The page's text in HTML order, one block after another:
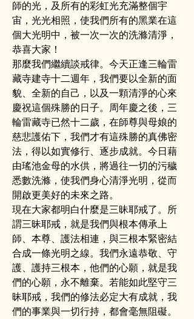
師的光，及所有的彩虹光充滿整個宇
宙，光光相照，使我們所有的黑業在這
個大光明中，被一次一次的洗滌清淨，
恭喜大家！
那麼我們繼續談戒律。今天正逢三輪雷
藏寺建寺十二週年，我們要以全新的面
貌、全新的自己，以及一顆清淨的心來
慶祝這個殊勝的日子。周年慶之後，三
輪雷藏寺已然十二歲，在師尊與母娘的
慈悲護佑下，我們才有這殊勝的真佛密
法，得以如實修行、逐步成就。今日藉
由瑤池金母的水供，將過往一切的污穢
悉數洗滌，使我們身心清淨光明，從而
開啟更美好的未來之路。
現在大家都明白什麼是三昧耶戒了。所
謂三昧耶戒，就是我們與根本傳承上
師、本尊、護法相連，與三根本緊密結
合成一條光明之線。我們永遠恭敬、守
護、護持三根本，他們的心願，就是我
們的心願，永不離棄。若能如此堅守三
昧耶戒，我們的修法必定大有成就，我
們的事業與一切行持，都會毫無阻礙。